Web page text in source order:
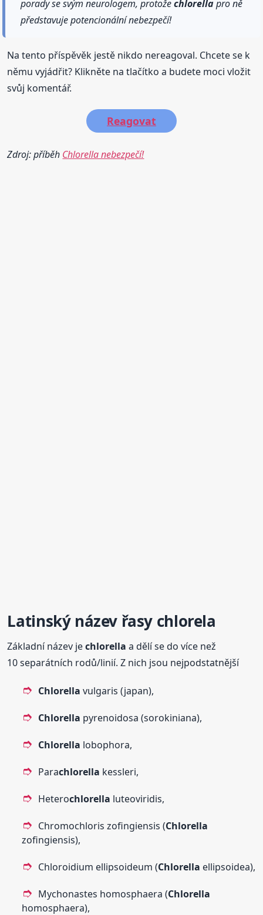
porady se svým neurologem, protožechlorellapro ně
představuje potencionální nebezpečí!
Na tento příspěvěk jestě nikdo nereagoval. Chcete se k
němu vyjádřit? Klikněte na tlačítko a budete moci vložit
svůj komentář.
Reagovat
Zdroj: příběh Chlorella nebezpečí!
Latinský název řasy chlorela
Základní název jechlorella a dělí se do více než
10 separátních rodů/linií. Z nich jsou nejpodstatnější
Chlorella vulgaris (japan),
Chlorella pyrenoidosa (sorokiniana),
Chlorella lobophora,
Parachlorella kessleri,
Heterochlorella luteoviridis,
Chromochloris zofingiensis (Chlorella
zofingiensis),
Chloroidium ellipsoideum (Chlorella ellipsoidea),
Mychonastes homosphaera (Chlorella
homosphaera),